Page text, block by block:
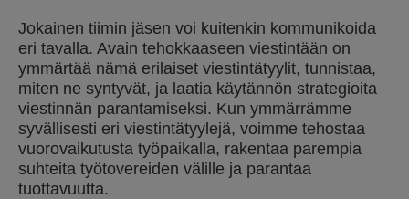
Jokainen tiimin jäsen voi kuitenkin kommunikoida
eri tavalla. Avain tehokkaaseen viestintään on
ymmärtää nämä erilaiset viestintätyylit, tunnistaa,
miten ne syntyvät, ja laatia käytännön strategioita
viestinnän parantamiseksi. Kun ymmärrämme
syvällisesti eri viestintätyylejä, voimme tehostaa
vuorovaikutusta työpaikalla, rakentaa parempia
suhteita työtovereiden välille ja parantaa
tuottavuutta.